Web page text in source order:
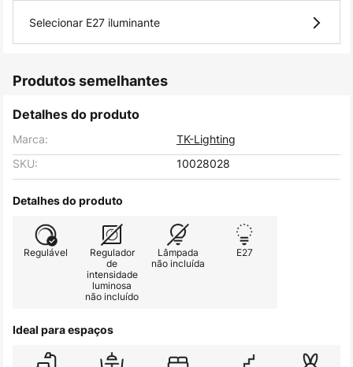
Selecionar E27 iluminante
Produtos semelhantes
Detalhes do produto
Marca:
TK-Lighting
SKU:
10028028
Detalhes do produto
Regulável
Regulador
de
intensidade
luminosa
não incluído
Lâmpada
não incluída
E27
Ideal para espaços